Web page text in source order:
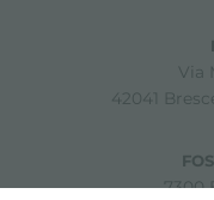
Via
42041
7300